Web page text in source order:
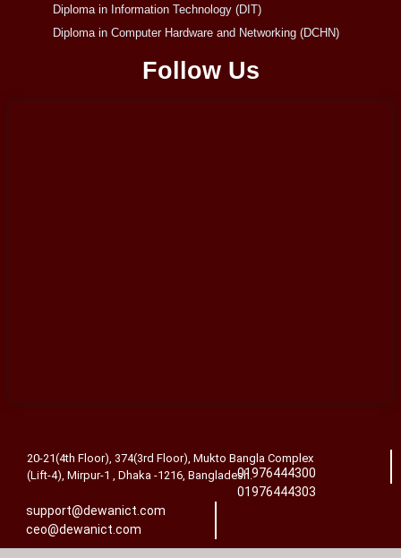
Diploma in Information Technology (DIT)
Diploma in Computer Hardware and Networking (DCHN)
Follow Us
20-21(4th Floor), 374(3rd Floor), Mukto Bangla Complex
(Lift-4), Mirpur-1 , Dhaka -1216, Bangladesh.
support@dewanict.com
ceo@dewanict.com
01976444300
01976444303